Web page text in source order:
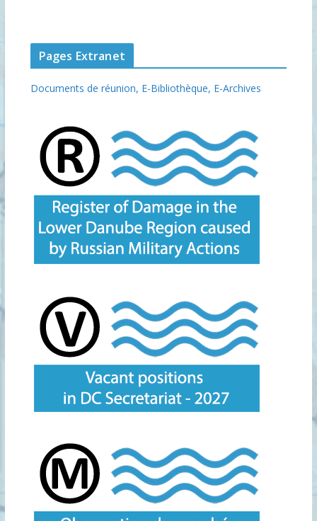
Pages Extranet
Documents de réunion, E-Bibliothèque, E-Archives